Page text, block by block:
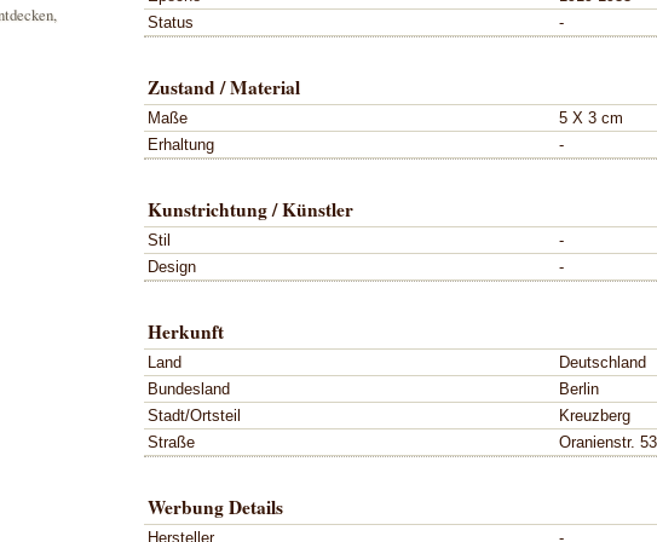
Status
-
Zustand / Material
Maße
5 X 3 cm
Erhaltung
-
Kunstrichtung / Künstler
Stil
-
Design
-
Herkunft
Land
Deutschland
Bundesland
Berlin
Stadt/Ortsteil
Kreuzberg
Straße
Oranienstr.
Werbung Details
Hersteller
-